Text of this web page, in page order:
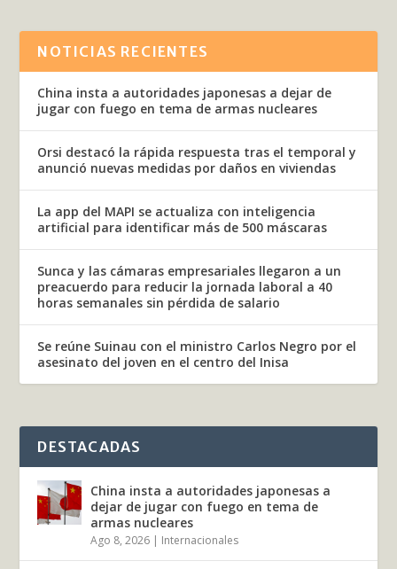
NOTICIAS RECIENTES
China insta a autoridades japonesas a dejar de
jugar con fuego en tema de armas nucleares
Orsi destacó la rápida respuesta tras el temporal y
anunció nuevas medidas por daños en viviendas
La app del MAPI se actualiza con inteligencia
artificial para identificar más de 500 máscaras
Sunca y las cámaras empresariales llegaron a un
preacuerdo para reducir la jornada laboral a 40
horas semanales sin pérdida de salario
Se reúne Suinau con el ministro Carlos Negro por el
asesinato del joven en el centro del Inisa
DESTACADAS
China insta a autoridades japonesas a
dejar de jugar con fuego en tema de
armas nucleares
Ago 8, 2026 | Internacionales